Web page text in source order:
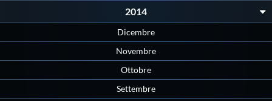
2014
Dicembre
Novembre
Ottobre
Settembre